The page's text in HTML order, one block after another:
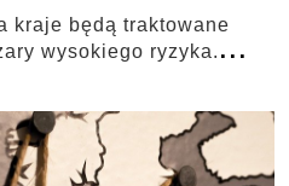
kraje będą traktowane
wysokiego ryzyka....